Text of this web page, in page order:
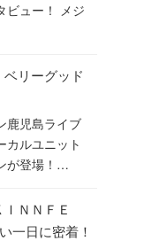
ビュー！ メジ
リーグッド
鹿児島ライブ
カルユニット
が登場！…
ＮＮＦＥ
一日に密着！